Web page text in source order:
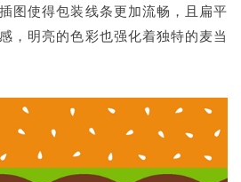
图使得包装线条更加流畅，且扁平
，明亮的色彩也强化着独特的麦当